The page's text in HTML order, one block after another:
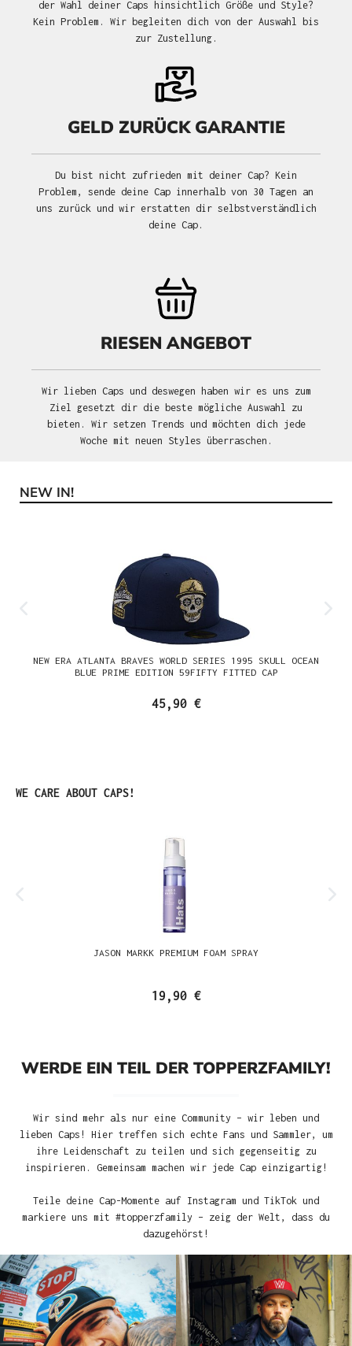
der Wahl deiner Caps hinsichtlich Größe und Style?
Kein Problem. Wir begleiten dich von der Auswahl bis
zur Zustellung.
GELD ZURÜCK GARANTIE
Du bist nicht zufrieden mit deiner Cap? Kein
Problem, sende deine Cap innerhalb von 30 Tagen an
uns zurück und wir erstatten dir selbstverständlich
deine Cap.
RIESEN ANGEBOT
Wir lieben Caps und deswegen haben wir es uns zum
Ziel gesetzt dir die beste mögliche Auswahl zu
bieten. Wir setzen Trends und möchten dich jede
Woche mit neuen Styles überraschen.
Produktgalerie überspringen
NEW IN!
NEW ERA ATLANTA BRAVES WORLD SERIES 1995 SKULL OCEAN
BLUE PRIME EDITION 59FIFTY FITTED CAP
45,90 €
Produktgalerie überspringen
WE CARE ABOUT CAPS!
JASON MARKK PREMIUM FOAM SPRAY
19,90 €
WERDE EIN TEIL DER TOPPERZFAMILY!
Wir sind mehr als nur eine Community – wir leben und
lieben Caps! Hier treffen sich echte Fans und Sammler, um
ihre Leidenschaft zu teilen und sich gegenseitig zu
inspirieren. Gemeinsam machen wir jede Cap einzigartig!
Teile deine Cap-Momente auf Instagram und TikTok und
markiere uns mit #topperzfamily – zeig der Welt, dass du
dazugehörst!